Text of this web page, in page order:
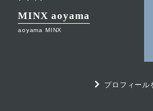
MINX aoyama
aoyama MINX
プロフィール